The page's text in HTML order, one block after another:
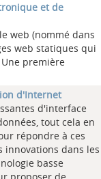
et de
web (nommé dans
web statiques qui
première
d'Internet
d'interface
tout cela en
répondre à ces
innovations dans les
basse